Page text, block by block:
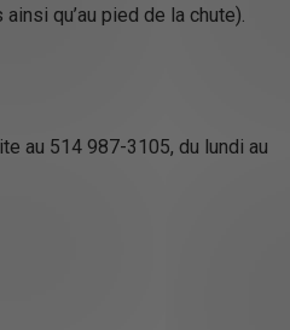
qu’au pied de la chute).
au 514 987-3105, du lundi au